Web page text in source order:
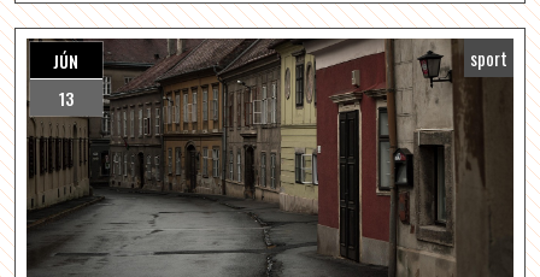
JÚN
13
sport